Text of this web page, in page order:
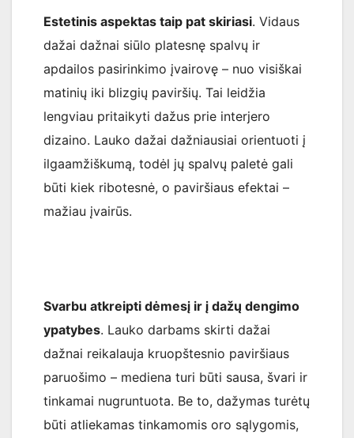
Estetinis aspektas taip pat skiriasi. Vidaus
dažai dažnai siūlo platesnę spalvų ir
apdailos pasirinkimo įvairovę – nuo visiškai
matinių iki blizgių paviršių. Tai leidžia
lengviau pritaikyti dažus prie interjero
dizaino. Lauko dažai dažniausiai orientuoti į
ilgaamžiškumą, todėl jų spalvų paletė gali
būti kiek ribotesnė, o paviršiaus efektai –
mažiau įvairūs.
Svarbu atkreipti dėmesį ir į dažų dengimo
ypatybes. Lauko darbams skirti dažai
dažnai reikalauja kruopštesnio paviršiaus
paruošimo – mediena turi būti sausa, švari ir
tinkamai nugruntuota. Be to, dažymas turėtų
būti atliekamas tinkamomis oro sąlygomis,